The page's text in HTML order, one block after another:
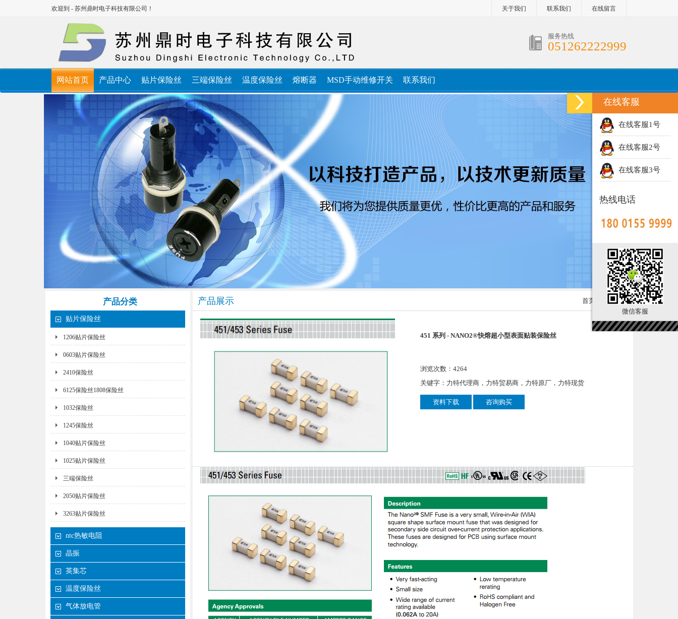
欢迎到 - 苏州鼎时电子科技有限公司！ 在线留言
联系我们
关于我们
服务热线
051262222999
网站首页 产品中心 贴片保险丝 三端保险丝 温度保险丝 熔断器 MSD手动维修开关 联系我们
产品分类
贴片保险丝
1206贴片保险丝
0603贴片保险丝
2410保险丝
6125保险丝1808保险丝
1032保险丝
1245保险丝
1040贴片保险丝
1025贴片保险丝
三端保险丝
2050贴片保险丝
3263贴片保险丝
ntc热敏电阻
晶振
英集芯
温度保险丝
气体放电管
产品展示 首页 > 产品展示
451 系列 - NANO2®快熔超小型表面贴装保险丝
浏览次数：4264
关键字：力特代理商，力特贸易商，力特原厂，力特现货
资料下载 咨询购买
在线客服
在线客服1号
在线客服2号
在线客服3号
热线电话
微信客服